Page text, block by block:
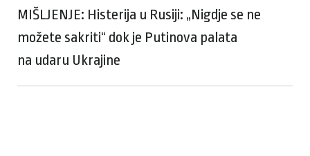
MIŠLJENJE: Histerija u Rusiji: „Nigdje se ne
možete sakriti“ dok je Putinova palata
na udaru Ukrajine